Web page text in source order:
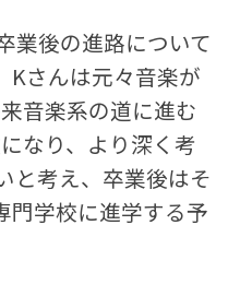
業後の進路について
Kさんは元々音楽が
音楽系の道に進む
なり、より深く考
と考え、卒業後はそ
門学校に進学する予